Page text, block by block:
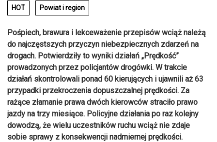
HOT Powiat i region
Pośpiech, brawura i lekceważenie przepisów wciąż należą
do najczęstszych przyczyn niebezpiecznych zdarzeń na
drogach. Potwierdziły to wyniki działań „Prędkość”
prowadzonych przez policjantów drogówki. W trakcie
działań skontrolowali ponad 60 kierujących i ujawnili aż 63
przypadki przekroczenia dopuszczalnej prędkości. Za
rażące złamanie prawa dwóch kierowców straciło prawo
jazdy na trzy miesiące. Policyjne działania po raz kolejny
dowodzą, że wielu uczestników ruchu wciąż nie zdaje
sobie sprawy z konsekwencji nadmiernej prędkości.